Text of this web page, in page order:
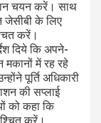
चयन करें। साथ
जेसीबी के लिए
करें।
दिये कि अपने-
मकानों में रह रहे
पूर्ति अधिकारी
की सप्लाई
को कहा कि